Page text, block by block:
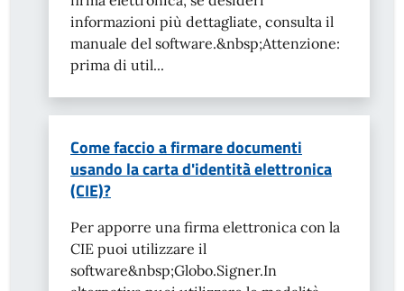
informazioni più dettagliate, consulta il
manuale del software.&nbsp;Attenzione:
prima di util...
Come faccio a firmare documenti
usando la carta d'identità elettronica
(CIE)?
Per apporre una firma elettronica con la
CIE puoi utilizzare il
software&nbsp;Globo.Signer.In